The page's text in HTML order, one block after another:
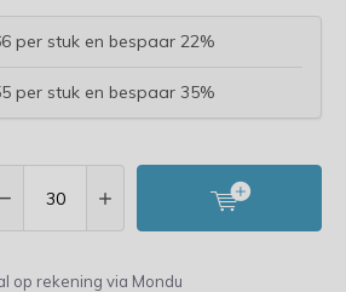
per stuk en bespaar 22%
per stuk en bespaar 35%
op rekening via Mondu